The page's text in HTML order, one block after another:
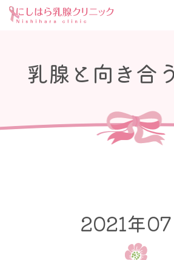
乳腺と向き合
2021年07